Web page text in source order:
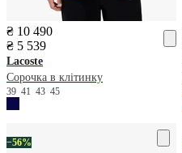
₴ 10 490
₴ 5 539
Lacoste
Сорочка в клітинку
39 41 43 45
−56%